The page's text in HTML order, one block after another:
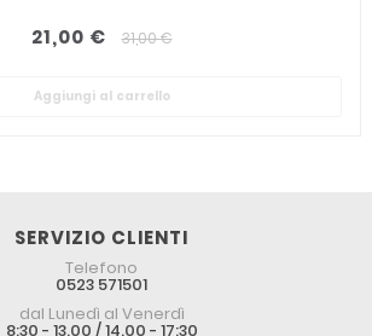
21,00 € 31,00 €
Aggiungi al carrello
SERVIZIO CLIENTI
Telefono
0523 571501
dal Lunedì al Venerdì
8:30 - 13.00 / 14.00 - 17:30